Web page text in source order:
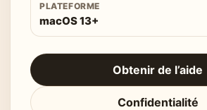
PLATEFORME
macOS 13+
Obtenir de l’aide
Confidentialité